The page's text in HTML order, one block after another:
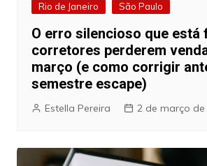
Rio de Janeiro
São Paulo
O erro silencioso que está
corretores perderem
março (e como corrigir
semestre escape)
Estella Pereira 2 de março de